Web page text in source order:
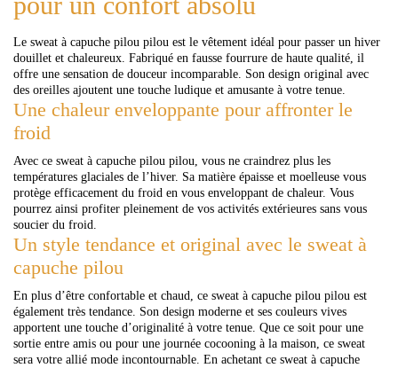
Le sweat à capuche pilou pilou est le vêtement idéal pour passer un hiver
douillet et chaleureux. Fabriqué en fausse fourrure de haute qualité, il
offre une sensation de douceur incomparable. Son design original avec
des oreilles ajoutent une touche ludique et amusante à votre tenue.
Une chaleur enveloppante pour affronter le
froid
Avec ce sweat à capuche pilou pilou, vous ne craindrez plus les
températures glaciales de l’hiver. Sa matière épaisse et moelleuse vous
protège efficacement du froid en vous enveloppant de chaleur. Vous
pourrez ainsi profiter pleinement de vos activités extérieures sans vous
soucier du froid.
Un style tendance et original avec le sweat à
capuche pilou
En plus d’être confortable et chaud, ce sweat à capuche pilou pilou est
également très tendance. Son design moderne et ses couleurs vives
apportent une touche d’originalité à votre tenue. Que ce soit pour une
sortie entre amis ou pour une journée cocooning à la maison, ce sweat
sera votre allié mode incontournable. En achetant ce sweat à capuche